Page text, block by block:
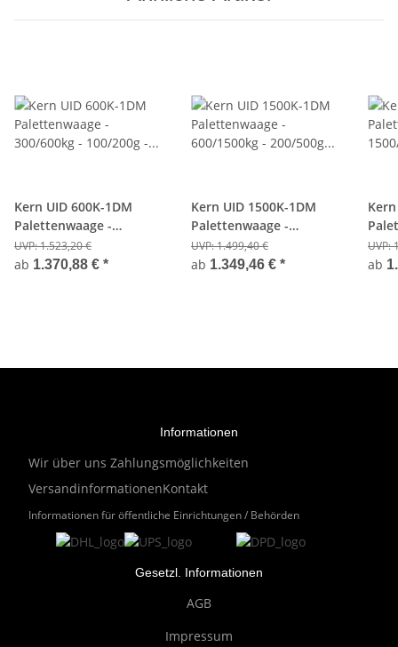
Kern UID 600K-1DM
Palettenwaage -
300/600kg - 100/200g -
Eichfähig
UVP:1.523,20 €
ab 1.370,88 € *
Kern UID 1500K-1DM
Palettenwaage -
600/1500kg - 200/500g -
Eichfähig
UVP:1.499,40 €
ab 1.349,46 € *
-
UVP:
ab
Informationen
Wir über uns Zahlungsmöglichkeiten
VersandinformationenKontakt
Informationen für öffentliche Einrichtungen / Behörden
Gesetzl. Informationen
AGB
Impressum